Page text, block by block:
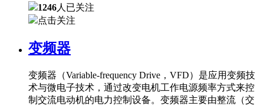
1246人已关注
点击关注
变频器
变频器（Variable-frequency Drive，VFD）是应用变频技
术与微电子技术，通过改变电机工作电源频率方式来控
制交流电动机的电力控制设备。变频器主要由整流（交